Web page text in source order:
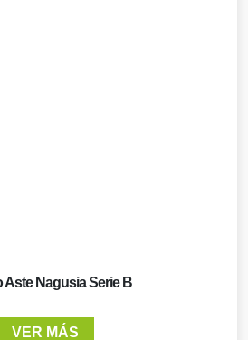
Aste Nagusia Serie B
VER MÁS